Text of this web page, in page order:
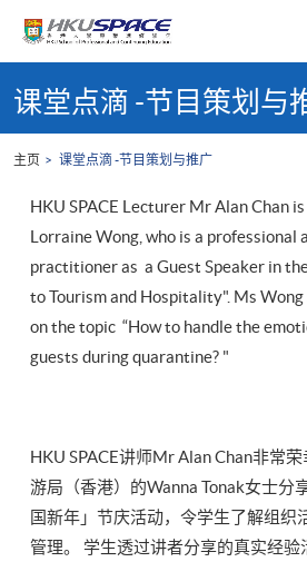
content
start课堂点滴 -节目策划与
主页 课堂点滴 -节目策划与推广
HKU SPACE Lecturer Mr Alan Chan
Lorraine Wong, who is a professional
practitioner as a Guest Speaker in
to Tourism and Hospitality". Ms
on the topic “How to handle the
guests during quarantine? "
HKU SPACE讲师Mr Alan Chan非常
游局（香港）的Wanna Tonak女士分
国新年」节庆活动，令学生了解组织
管理。 学生透过讲者分享的真实经验